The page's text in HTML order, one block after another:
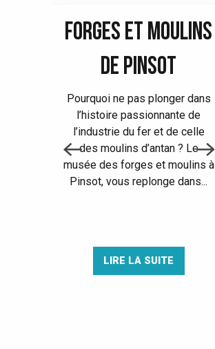
FORGES ET MOULINS
DE PINSOT
Pourquoi ne pas plonger dans
l’histoire passionnante de
l’industrie du fer et de celle
des moulins d’antan ? Le
musée des forges et moulins à
Pinsot, vous replonge dans...
LIRE LA SUITE